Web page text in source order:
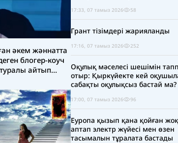
әкем жәннатта
блогер-коуч
айтып
17:33, 07 тамыз 2026 58
Грант тізімдері жарияланды
17:16, 07 тамыз 2026 252
Оқулық мәселесі шешімін
отыр: Қыркүйекте кей
сабақты оқулықсыз бастай ма?
17:00, 07 тамыз 2026 96
Еуропа қызып қана қойған
аптап электр жүйесі мен өзен
тасымалын тұралата бастады